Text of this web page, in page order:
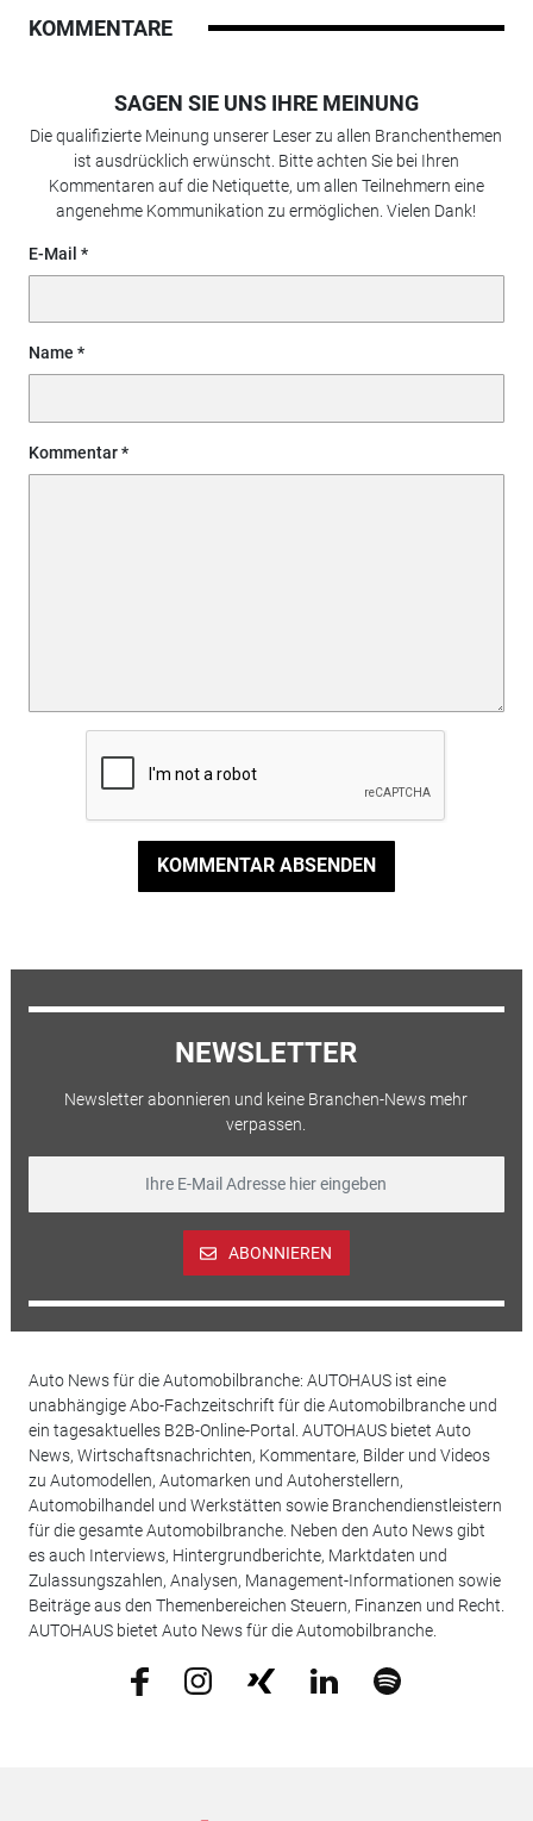
KOMMENTARE
SAGEN SIE UNS IHRE MEINUNG
Die qualifizierte Meinung unserer Leser zu allen Branchenthemen
ist ausdrücklich erwünscht. Bitte achten Sie bei Ihren
Kommentaren auf die Netiquette, um allen Teilnehmern eine
angenehme Kommunikation zu ermöglichen. Vielen Dank!
E-Mail
Name
Kommentar
KOMMENTAR ABSENDEN
NEWSLETTER
Newsletter abonnieren und keine Branchen-News mehr
verpassen.
ABONNIEREN
Auto News für die Automobilbranche: AUTOHAUS ist eine
unabhängige Abo-Fachzeitschrift für die Automobilbranche und
ein tagesaktuelles B2B-Online-Portal. AUTOHAUS bietet Auto
News, Wirtschaftsnachrichten, Kommentare, Bilder und Videos
zu Automodellen, Automarken und Autoherstellern,
Automobilhandel und Werkstätten sowie Branchendienstleistern
für die gesamte Automobilbranche. Neben den Auto News gibt
es auch Interviews, Hintergrundberichte, Marktdaten und
Zulassungszahlen, Analysen, Management-Informationen sowie
Beiträge aus den Themenbereichen Steuern, Finanzen und Recht.
AUTOHAUS bietet Auto News für die Automobilbranche.